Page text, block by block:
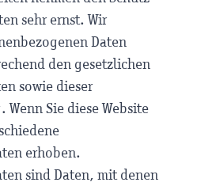
sehr ernst. Wir
Daten
den gesetzlichen
sowie dieser
Sie diese Website
erhoben.
sind Daten, mit denen